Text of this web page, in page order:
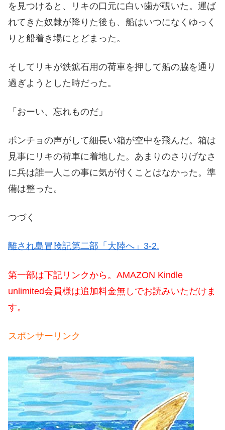
を見つけると、リキの口元に白い歯が覗いた。運ば
れてきた奴隷が降りた後も、船はいつになくゆっく
りと船着き場にとどまった。
そしてリキが鉄鉱石用の荷車を押して船の脇を通り
過ぎようとした時だった。
「おーい、忘れものだ」
ポンチョの声がして細長い箱が空中を飛んだ。箱は
見事にリキの荷車に着地した。あまりのさりげなさ
に兵は誰一人この事に気が付くことはなかった。準
備は整った。
つづく
離され島冒険記第二部「大陸へ」3-2.
第一部は下記リンクから。AMAZON Kindle
unlimited会員様は追加料金無しでお読みいただけま
す。
スポンサーリンク